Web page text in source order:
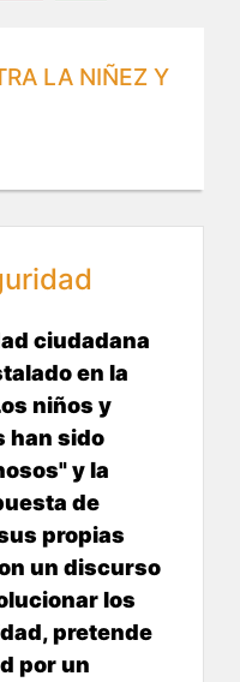
LA NIÑEZ Y
ciudadana
en la
niños y
han sido
y la
de
propias
un discurso
los
pretende
por un